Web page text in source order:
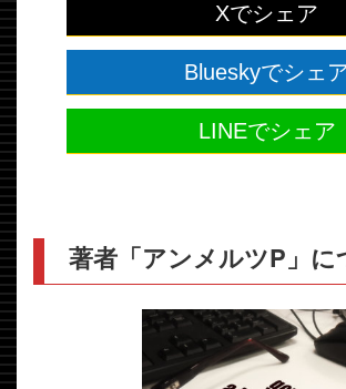
Xでシェア
Blueskyでシェ
LINEでシェア
著者「アンメルツP」に